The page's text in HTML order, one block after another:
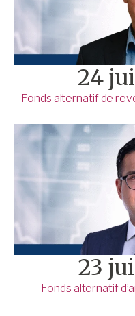
24
Fonds alternatif de
23
Fonds alternatif